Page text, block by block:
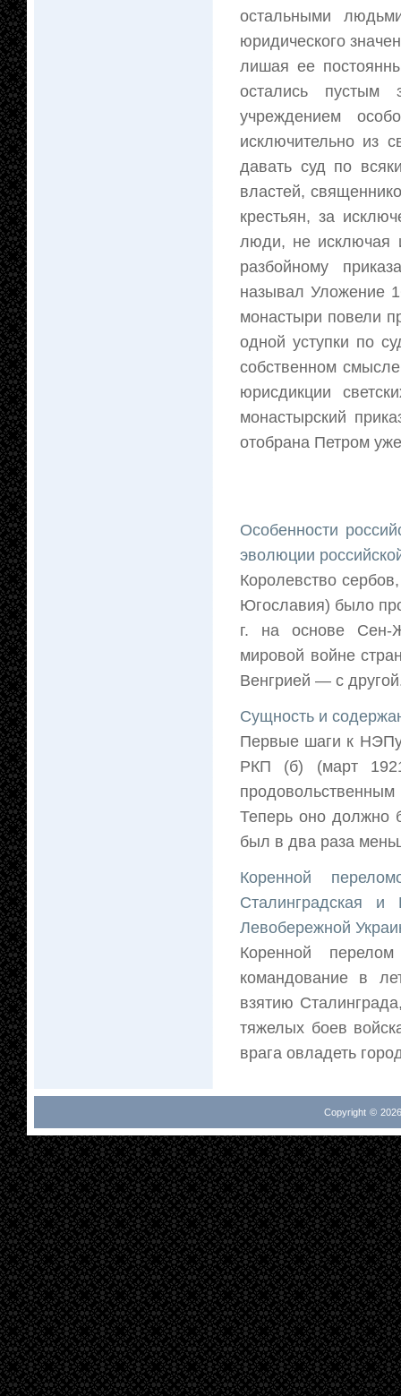
остальными
юридического
лишая ее
остались
учреждением
исключительно из
давать суд по
властей,
крестьян, за
люди, не исключая
разбойному
называл Уложение
монастыри повели
одной уступки по
собственном
юрисдикции
монастырский
отобрана Петром
Особенности
эволюции
Королевство
Югославия) было
г. на основе Сен-
мировой войне
Венгрией — с
Сущность и
Первые шаги к
РКП (б) (март
Теперь оно должно
был в два раза
Коренной
Сталинградская
Левобережной
Коренной
командование в
взятию
тяжелых боев
врага овладеть
Copyright ©